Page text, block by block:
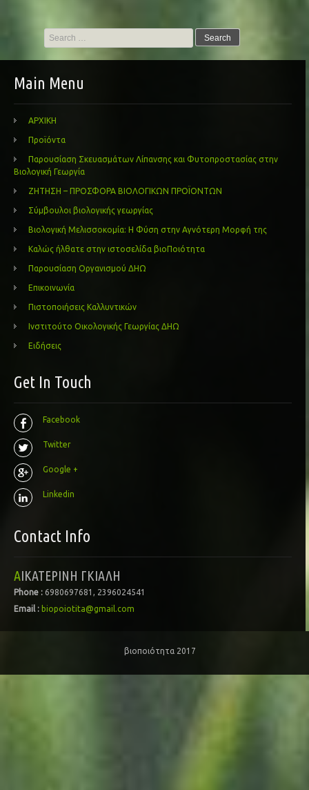
Search
for:
Main Menu
ΑΡΧΙΚΗ
Προϊόντα
Παρουσίαση Σκευασμάτων Λίπανσης και Φυτοπροστασίας στην
Βιολογική Γεωργία
ΖΗΤΗΣΗ – ΠΡΟΣΦΟΡΑ ΒΙΟΛΟΓΙΚΩΝ ΠΡΟΪΟΝΤΩΝ
Σύμβουλοι βιολογικής γεωργίας
Βιολογική Μελισσοκομία: Η Φύση στην Αγνότερη Μορφή της
Καλώς ήλθατε στην ιστοσελίδα βιοΠοιότητα
Παρουσίαση Οργανισμού ΔΗΩ
Επικοινωνία
Πιστοποιήσεις Καλλυντικών
Ινστιτούτο Οικολογικής Γεωργίας ΔΗΩ
Ειδήσεις
Get In Touch
Facebook
Twitter
Google +
Linkedin
Contact Info
ΑΙΚΑΤΕΡΙΝΗ ΓΚΙΑΛΗ
Phone : 6980697681, 2396024541
Email : biopoiotita@gmail.com
βιοποιότητα 2017